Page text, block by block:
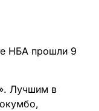
НБА прошли 9
Лучшим в